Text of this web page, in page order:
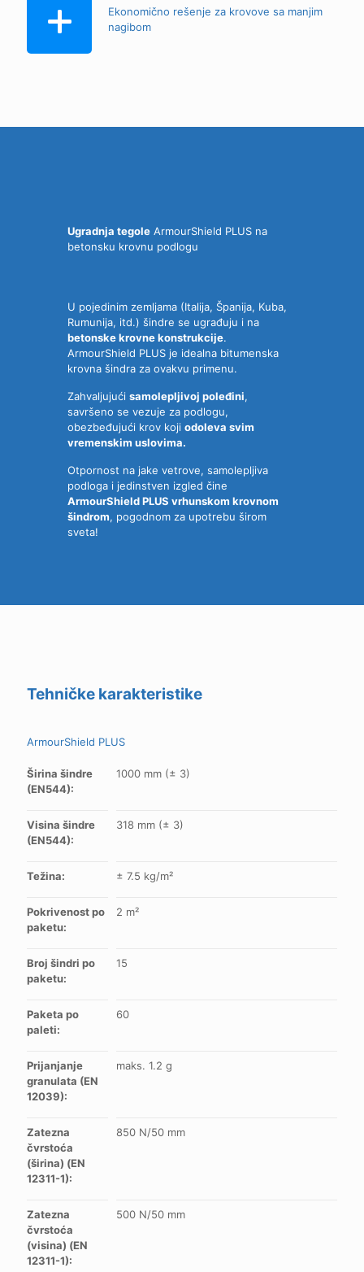
Ekonomično rešenje za krovove sa manjim
nagibom
Ugradnja tegole ArmourShield PLUS na
betonsku krovnu podlogu
U pojedinim zemljama (Italija, Španija, Kuba,
Rumunija, itd.) šindre se ugrađuju i na
betonske krovne konstrukcije.
ArmourShield PLUS je idealna bitumenska
krovna šindra za ovakvu primenu.
Zahvaljujući samolepljivoj poleđini,
savršeno se vezuje za podlogu,
obezbeđujući krov koji odoleva svim
vremenskim uslovima.
Otpornost na jake vetrove, samolepljiva
podloga i jedinstven izgled čine
ArmourShield PLUS vrhunskom krovnom
šindrom, pogodnom za upotrebu širom
sveta!
Tehničke karakteristike
ArmourShield PLUS
Širina šindre
(EN544):
1000 mm (± 3)
Visina šindre
(EN544):
318 mm (± 3)
Težina: ± 7.5 kg/m²
Pokrivenost po
paketu:
2 m²
Broj šindri po
paketu:
15
Paketa po
paleti:
60
Prijanjanje
granulata (EN
12039):
maks. 1.2 g
Zatezna
čvrstoća
(širina) (EN
12311-1):
850 N/50 mm
Zatezna
čvrstoća
(visina) (EN
12311-1):
500 N/50 mm